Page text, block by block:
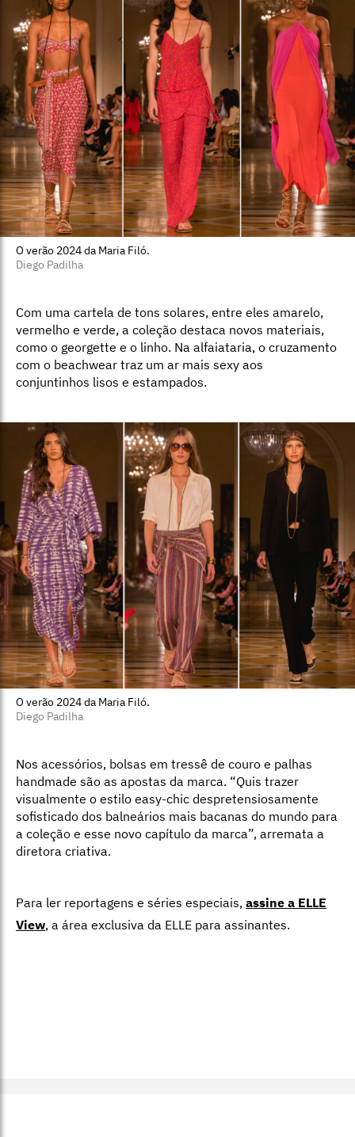
O verão 2024 da Maria Filó.
Diego Padilha
Com uma cartela de tons solares, entre eles amarelo,
vermelho e verde, a coleção destaca novos materiais,
como o georgette e o linho. Na alfaiataria, o cruzamento
com o beachwear traz um ar mais sexy aos
conjuntinhos lisos e estampados.
O verão 2024 da Maria Filó.
Diego Padilha
Nos acessórios, bolsas em tressê de couro e palhas
handmade são as apostas da marca. “Quis trazer
visualmente o estilo easy-chic despretensiosamente
sofisticado dos balneários mais bacanas do mundo para
a coleção e esse novo capítulo da marca”, arremata a
diretora criativa.
Para ler reportagens e séries especiais, assine a ELLE
View, a área exclusiva da ELLE para assinantes.